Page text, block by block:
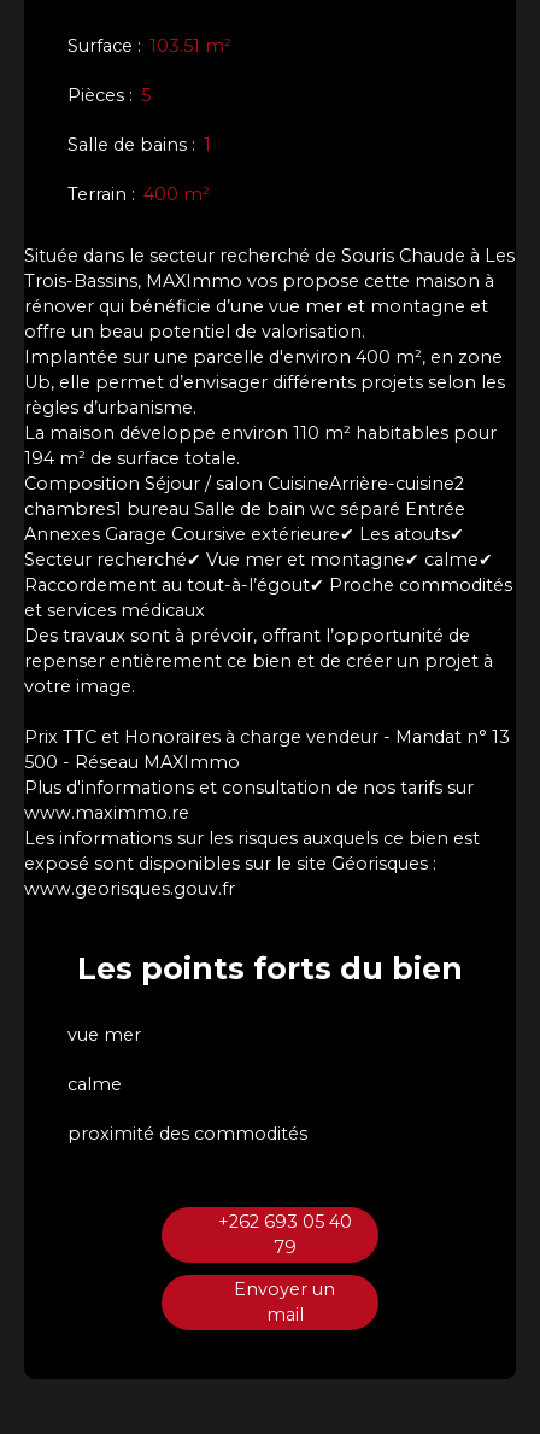
Surface : 103.51 m²
Pièces : 5
Salle de bains : 1
Terrain : 400 m²
Située dans le secteur recherché de Souris Chaude à Les
Trois-Bassins, MAXImmo vos propose cette maison à
rénover qui bénéficie d’une vue mer et montagne et
offre un beau potentiel de valorisation.
Implantée sur une parcelle d'environ 400 m², en zone
Ub, elle permet d’envisager différents projets selon les
règles d’urbanisme.
La maison développe environ 110 m² habitables pour
194 m² de surface totale.
Composition Séjour / salon CuisineArrière-cuisine2
chambres1 bureau Salle de bain wc séparé Entrée
Annexes Garage Coursive extérieure✔ Les atouts✔
Secteur recherché✔ Vue mer et montagne✔ calme✔
Raccordement au tout-à-l’égout✔ Proche commodités
et services médicaux
Des travaux sont à prévoir, offrant l’opportunité de
repenser entièrement ce bien et de créer un projet à
votre image.
Prix TTC et Honoraires à charge vendeur - Mandat n° 13
500 - Réseau MAXImmo
Plus d'informations et consultation de nos tarifs sur
www.maximmo.re
Les informations sur les risques auxquels ce bien est
exposé sont disponibles sur le site Géorisques :
www.georisques.gouv.fr
Les points forts du bien
vue mer
calme
proximité des commodités
+262 693 05 40
79
Envoyer un
mail